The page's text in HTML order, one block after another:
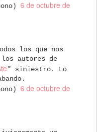
6 de octubre de
los que nos
los autores de
" siniestro. Lo
6 de octubre de